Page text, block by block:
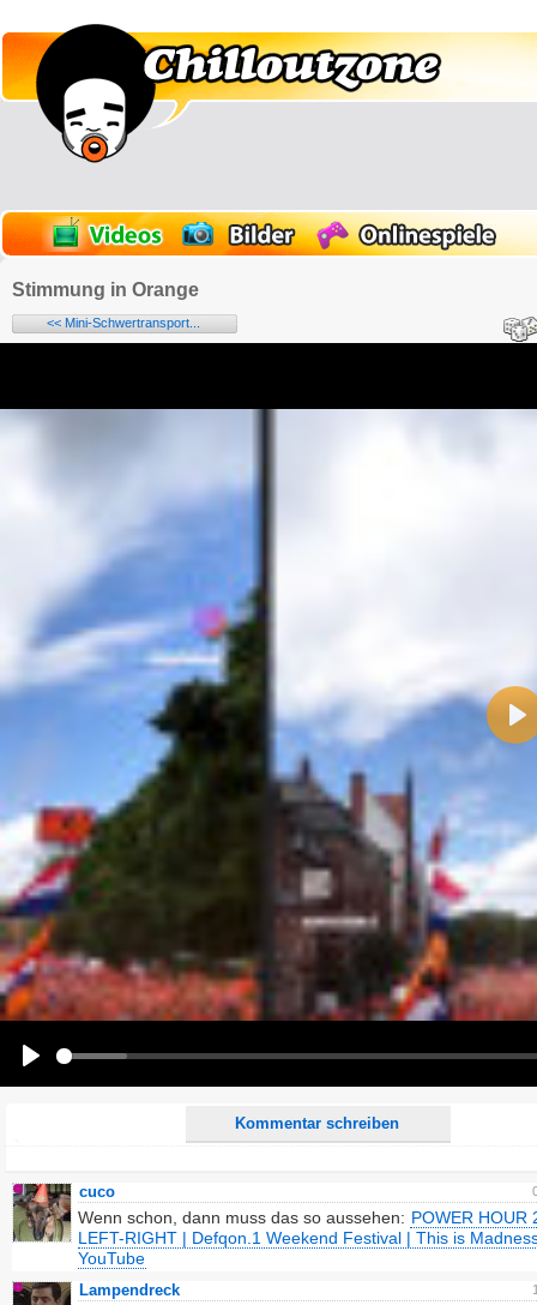
Stimmung in Orange
<< Mini-Schwertransport...
Kommentar schreiben
Name:
E-Mail-Adresse (optional):
Kommentar:
Alle HTML-Tags außer <br>, <strike> und <i> werden aus Deinem Kommentar entfernt.
URLs werden automatisch umgewandelt. Bitte verwende "www." oder "http://" in URLs
Ich möchte eine E-Mail, wenn auf dieser Seite weitere Kommentare erscheinen.
cuco
Wenn schon, dann muss das so aussehen: POWER HOUR
LEFT-RIGHT | Defqon.1 Weekend Festival | This is
YouTube
Lampendreck